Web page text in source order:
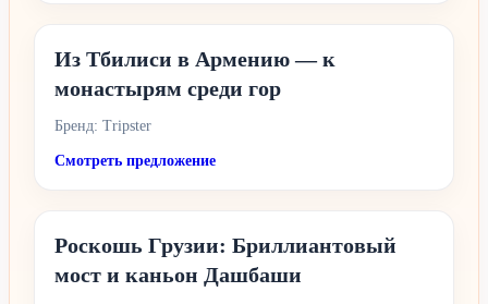
Из Тбилиси в Армению — к
монастырям среди гор
Бренд: Tripster
Смотреть предложение
Роскошь Грузии: Бриллиантовый
мост и каньон Дашбаши